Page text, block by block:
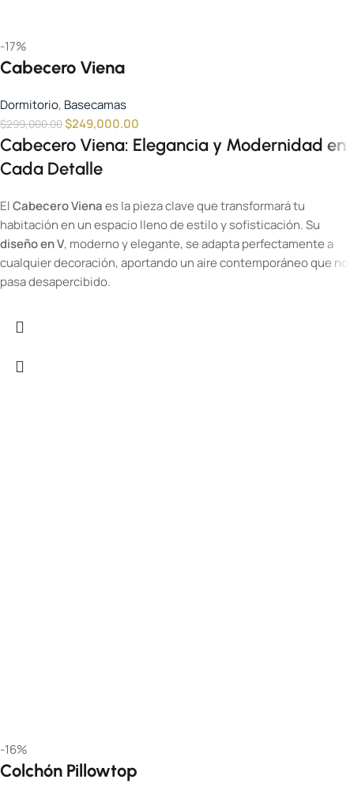
-17%
Cabecero Viena
Dormitorio, Basecamas
$299,000.00$249,000.00
Cabecero Viena: Elegancia y Modernidad en
Cada Detalle
ElCabecero Vienaes la pieza clave que transformará tu
habitación en un espacio lleno de estilo y sofisticación. Su
diseño en V, moderno y elegante, se adapta perfectamente a
cualquier decoración, aportando un aire contemporáneo que no
pasa desapercibido.
-16%
Colchón Pillowtop